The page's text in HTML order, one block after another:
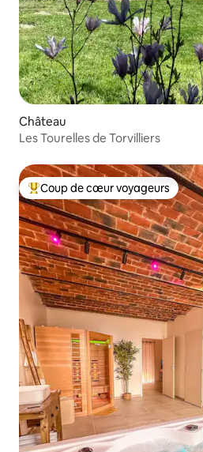
Château
Les Tourelles de Torvilliers
Coups de cœur voyageurs les
Coup de cœur voyageurs